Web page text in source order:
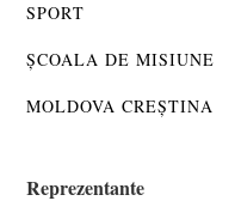
SPORT
ȘCOALA DE MISIUNE
MOLDOVA CREȘTINA
Reprezentante